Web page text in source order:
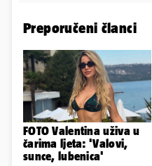
Preporučeni članci
FOTO Valentina uživa u
čarima ljeta: 'Valovi,
sunce, lubenica'